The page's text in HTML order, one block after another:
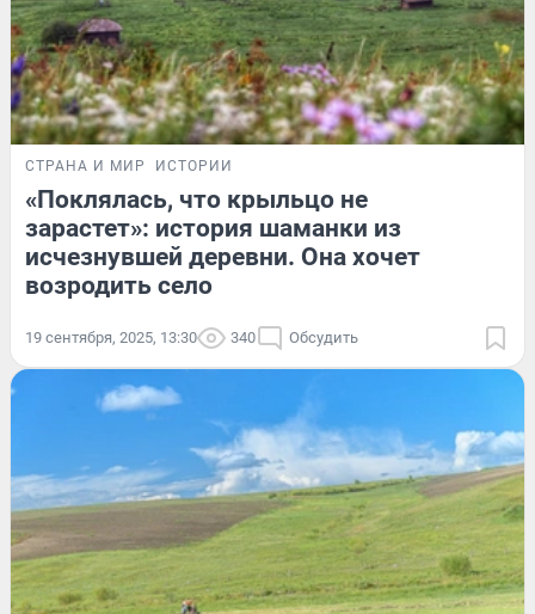
СТРАНА И МИР ИСТОРИИ
«Поклялась, что крыльцо не
зарастет»: история шаманки из
исчезнувшей деревни. Она хочет
возродить село
19 сентября, 2025, 13:30 340 Обсудить